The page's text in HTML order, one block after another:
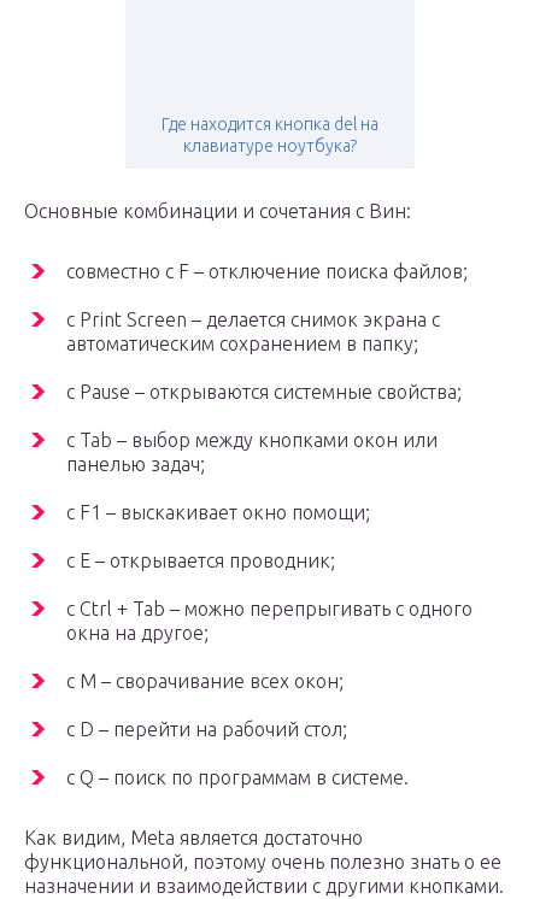
Где находится кнопка del на
клавиатуре ноутбука?
Основные комбинации и сочетания с Вин:
совместно с F – отключение поиска файлов;
с Print Screen – делается снимок экрана с
автоматическим сохранением в папку;
с Pause – открываются системные свойства;
с Tab – выбор между кнопками окон или
панелью задач;
с F1 – выскакивает окно помощи;
с E – открывается проводник;
с Ctrl + Tab – можно перепрыгивать с одного
окна на другое;
с M – сворачивание всех окон;
с D – перейти на рабочий стол;
с Q – поиск по программам в системе.
Как видим, Meta является достаточно
функциональной, поэтому очень полезно знать о ее
назначении и взаимодействии с другими кнопками.